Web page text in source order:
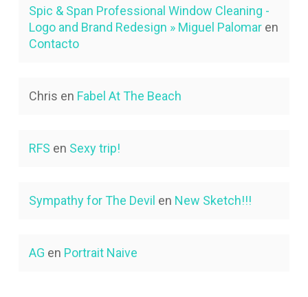
Spic & Span Professional Window Cleaning -
Logo and Brand Redesign » Miguel Palomaren
Contacto
Chris en Fabel At The Beach
RFS en Sexy trip!
Sympathy for The Devil en New Sketch!!!
AG en Portrait Naive